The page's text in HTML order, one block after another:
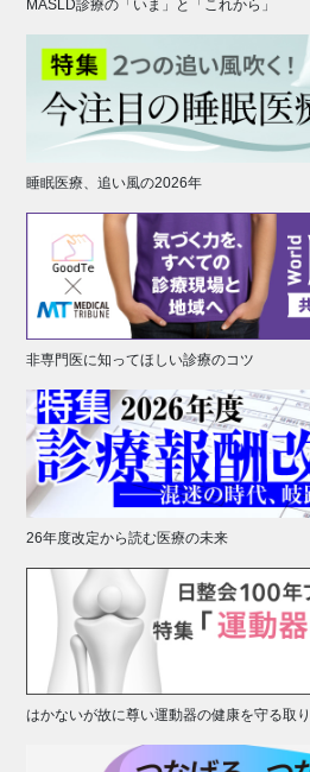
MASLD診療の「いま」と「これから」
睡眠医療、追い風の2026年
非専門医に知ってほしい診療のコツ
26年度改定から読む医療の未来
はかないが故に尊い運動器の健康を守る取